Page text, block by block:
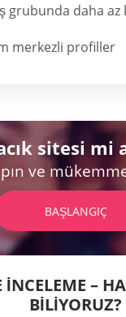
grubunda daha az
merkezli profiller
sitesi mi
ve
BAŞLANGIÇ
İNCELEME –
BILIYORUZ?